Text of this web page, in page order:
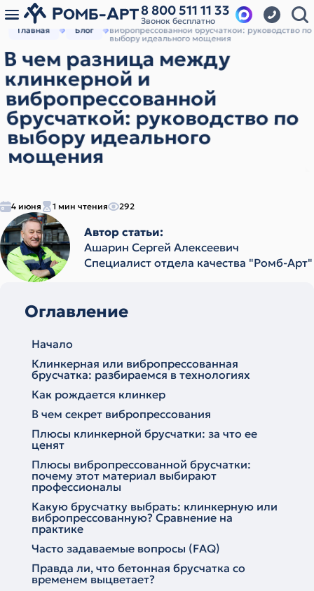
8 800 511 11 33
Звонок бесплатно
Главная Блог
В чем разница между клинкерной и
вибропрессованной брусчаткой: руководство по
выбору идеального мощения
В чем разница между
клинкерной и
вибропрессованной
брусчаткой: руководство по
выбору идеального
мощения
4 июня 1 мин чтения 292
Автор статьи:
Ашарин Сергей Алексеевич
Cпециалист отдела качества "Ромб-Арт"
Оглавление
Начало
Клинкерная или вибропрессованная
брусчатка: разбираемся в технологиях
Как рождается клинкер
В чем секрет вибропрессования
Плюсы клинкерной брусчатки: за что ее
ценят
Плюсы вибропрессованной брусчатки:
почему этот материал выбирают
профессионалы
Какую брусчатку выбрать: клинкерную или
вибропрессованную? Сравнение на
практике
Часто задаваемые вопросы (FAQ)
Правда ли, что бетонная брусчатка со
временем выцветает?